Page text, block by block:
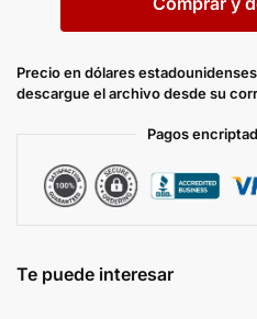
Precio en dólares
descargue el archivo desde su
Pagos
Te puede interesar